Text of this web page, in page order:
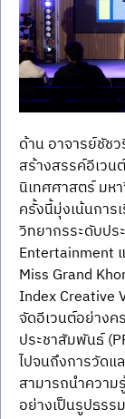
ด้าน อาจารย์ชัช
สร้างสรรค์อีเว
นิเทศศาสตร์ มห
ครั้งนี้มุ่งเน้นกา
วิทยากรระดับปร
Entertainment
Miss Grand
Index Creative
จัดอีเวนต์อย่างค
ประชาสัมพันธ์
ไปจนถึงการวัดแ
สามารถนำความ
อย่างเป็นรูปธรรม